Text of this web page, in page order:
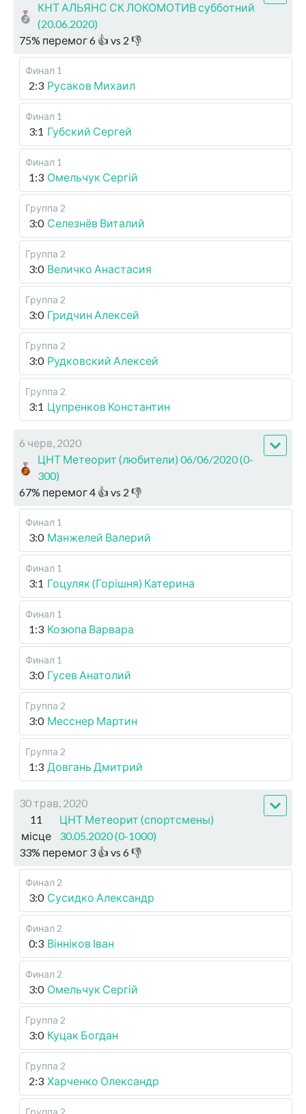
КНТ АЛЬЯНС СК ЛОКОМОТИВ субботний
(20.06.2020)
75% перемог6 👍 vs 2 👎
Финал 1
2:3 Русаков Михаил
Финал 1
3:1 Губский Сергей
Финал 1
1:3 Омельчук Сергій
Группа 2
3:0 Селезнёв Виталий
Группа 2
3:0 Величко Анастасия
Группа 2
3:0 Гридчин Алексей
Группа 2
3:0 Рудковский Алексей
Группа 2
3:1 Цупренков Константин
6 черв, 2020
ЦНТ Метеорит (любители) 06/06/2020 (0-
300)
67% перемог4 👍 vs 2 👎
Финал 1
3:0 Манжелей Валерий
Финал 1
3:1 Гоцуляк (Горішня) Катерина
Финал 1
1:3 Козюпа Варвара
Финал 1
3:0 Гусев Анатолий
Группа 2
3:0 Месснер Мартин
Группа 2
1:3 Довгань Дмитрий
30 трав, 2020
11
місце
ЦНТ Метеорит (спортсмены)
30.05.2020 (0-1000)
33% перемог 3 👍 vs 6👎
Финал 2
3:0 Сусидко Александр
Финал 2
0:3 Вінніков Іван
Финал 2
3:0 Омельчук Сергій
Группа 2
3:0 Куцак Богдан
Группа 2
2:3 Харченко Олександр
Группа 2